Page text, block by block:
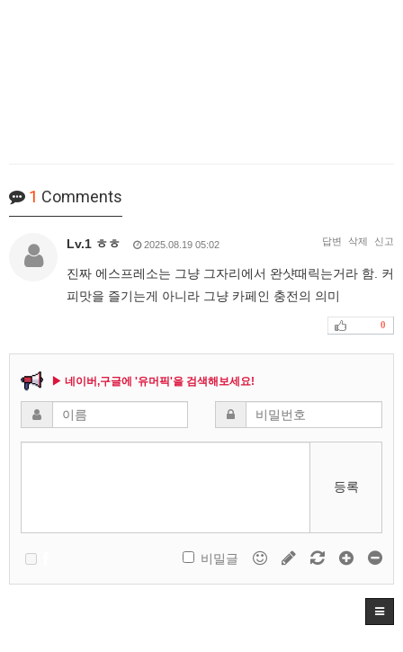
1 Comments
Lv.1 ㅎㅎ 2025.08.19 05:02 답변 삭제 신고
진짜 에스프레소는 그냥 그자리에서 완샷때릭는거라 함. 커
피맛을 즐기는게 아니라 그냥 카페인 충전의 의미
0
▶ 네이버,구글에 '유머픽'을 검색해보세요!
등록
비밀글